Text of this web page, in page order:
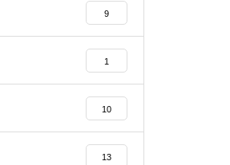
9
1
10
13